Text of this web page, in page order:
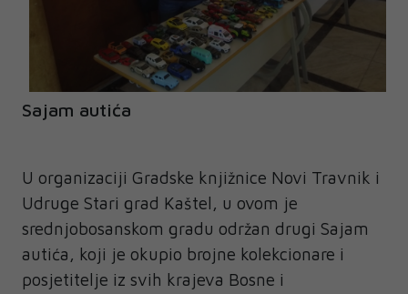
Sajam autića
U organizaciji Gradske knjižnice Novi Travnik i
Udruge Stari grad Kaštel, u ovom je
srednjobosanskom gradu održan drugi Sajam
autića, koji je okupio brojne kolekcionare i
posjetitelje iz svih krajeva Bosne i